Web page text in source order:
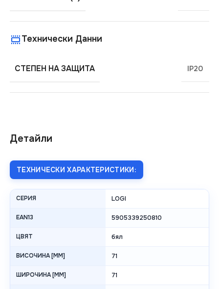
Детайли
ТЕХНИЧЕСКИ ХАРАКТЕРИСТИКИ:
СЕРИЯ LOGI
EAN13 5905339250810
ЦВЯТ бял
ВИСОЧИНА [MM] 71
ШИРОЧИНА [MM] 71
Технически Данни
СТЕПЕН НА ЗАЩИТА IP20